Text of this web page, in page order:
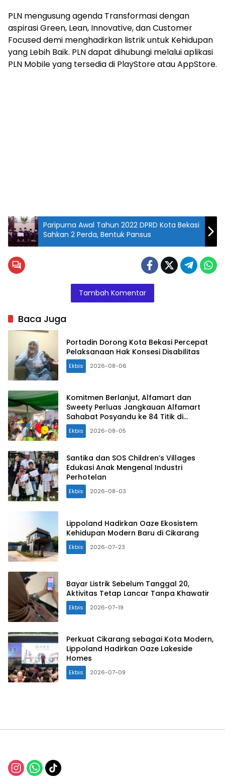
PLN mengusung agenda Transformasi dengan
aspirasi Green, Lean, Innovative, dan Customer
Focused demi menghadirkan listrik untuk Kehidupan
yang Lebih Baik. PLN dapat dihubungi melalui aplikasi
PLN Mobile yang tersedia di PlayStore atau AppStore.
Paripurna Awal Tahun 2022 DPRD Kota Bekasi
Sahkan 2 Perda, Bentuk Pansus
Tambah Komentar
Baca Juga
Portadin Dorong Kota Bekasi Percepat
Pelaksanaan Hak Konsesi Disabilitas
Ekbis 2026-08-06
Komitmen Berlanjut, Alfamart dan
Sweety Perluas Jangkauan Alfamart
Sahabat Posyandu ke 84 Titik di
Indonesia
Ekbis 2026-08-05
Santika dan SOS Children’s Villages
Edukasi Anak Mengenal Industri
Perhotelan
Ekbis 2026-08-03
Lippoland Hadirkan Oaze Ekosistem
Kehidupan Modern Baru di Cikarang
Ekbis 2026-07-23
Bayar Listrik Sebelum Tanggal 20,
Aktivitas Tetap Lancar Tanpa Khawatir
Ekbis 2026-07-19
Perkuat Cikarang sebagai Kota Modern,
Lippoland Hadirkan Oaze Lakeside
Homes
Ekbis 2026-07-09